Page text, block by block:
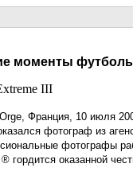
моменты
Франция, 10 июля
фотограф из
фотографы
гордится оказанной